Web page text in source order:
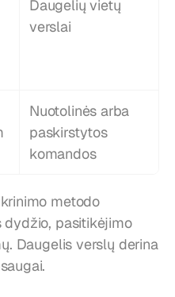
Daugelių vietų
verslai
Nuotolinės arba
paskirstytos
komandos
metodo
dydžio, pasitikėjimo
Daugelis verslų derina